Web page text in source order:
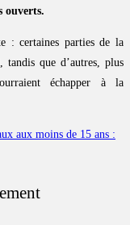
ouverts.
: certaines parties de la
que d’autres, plus
échapper à la
aux moins de 15 ans :